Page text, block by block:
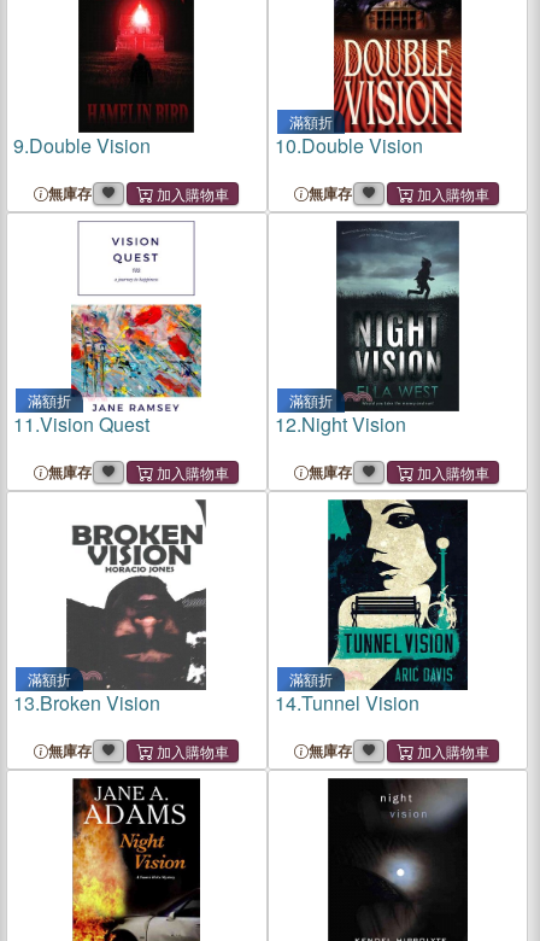
9.Double Vision
無庫存
滿額折
10.Double Vision
無庫存
滿額折
11.Vision Quest
無庫存
滿額折
12.Night Vision
無庫存
滿額折
13.Broken Vision
無庫存
滿額折
14.Tunnel Vision
無庫存